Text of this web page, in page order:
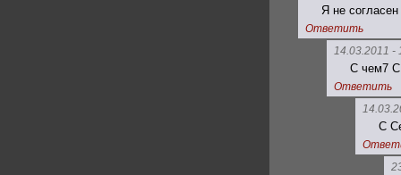
Я не согласен
Ответить
14.03.2011 -
С чем7 С
Ответить
С